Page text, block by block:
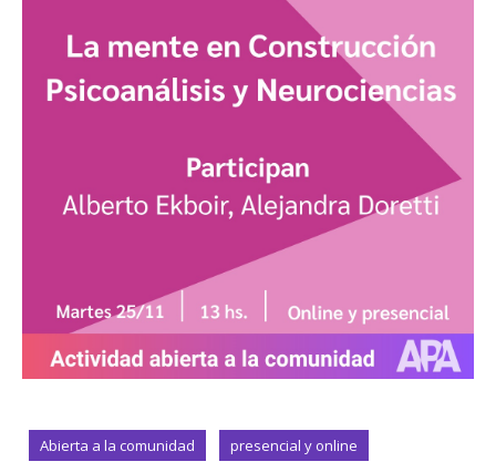
Abierta a la comunidad presencial y online